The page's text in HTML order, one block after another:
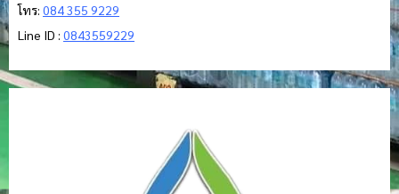
โทร: 084 355 9229
Line ID : 0843559229